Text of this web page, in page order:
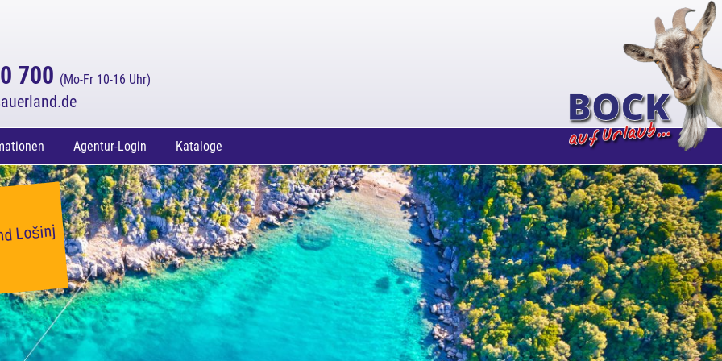
700 (Mo-Fr 10-16 Uhr)
Agentur-Login Kataloge
Lošinj